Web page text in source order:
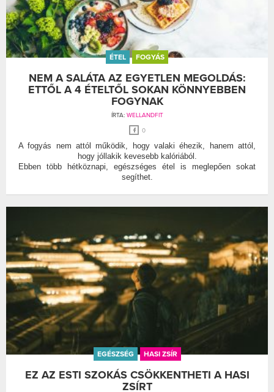
ÉTEL FOGYÁS
NEM A SALÁTA AZ EGYETLEN MEGOLDÁS:
ETTŐL A 4 ÉTELTŐL SOKAN KÖNNYEBBEN
FOGYNAK
ÍRTA: WELLANDFIT
0
A fogyás nem attól működik, hogy valaki éhezik, hanem attól,
hogy jóllakik kevesebb kalóriából.
Ebben több hétköznapi, egészséges étel is meglepően sokat
segíthet.
EGÉSZSÉG HASI ZSÍR
EZ AZ ESTI SZOKÁS CSÖKKENTHETI A HASI
ZSÍRT